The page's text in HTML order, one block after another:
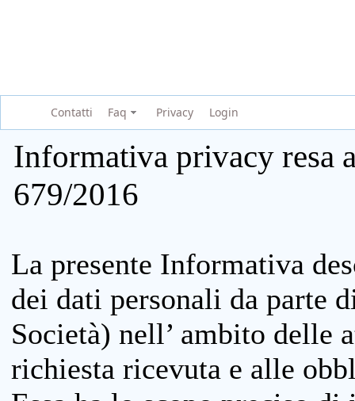
Contatti Faq Privacy Login
Informativa privacy resa
679/2016
La presente Informativa
dei dati personali da parte
Società) nell’ ambito delle
richiesta ricevuta e alle